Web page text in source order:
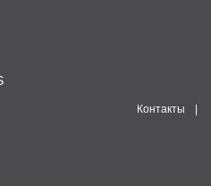
Контакты